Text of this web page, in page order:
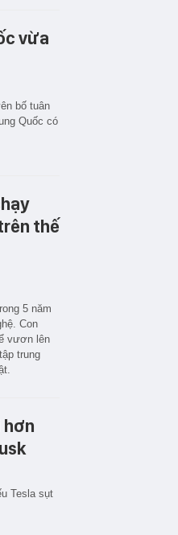
vừa
bố tuân
Quốc có
thế
5 năm
Con
vươn lên
trung
hơn
Tesla sụt